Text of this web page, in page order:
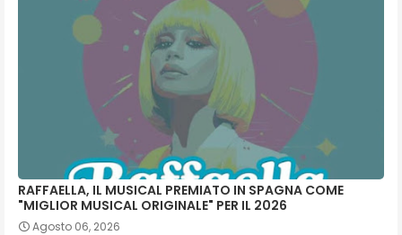
RAFFAELLA, IL MUSICAL PREMIATO IN SPAGNA COME
"MIGLIOR MUSICAL ORIGINALE" PER IL 2026
Agosto 06, 2026